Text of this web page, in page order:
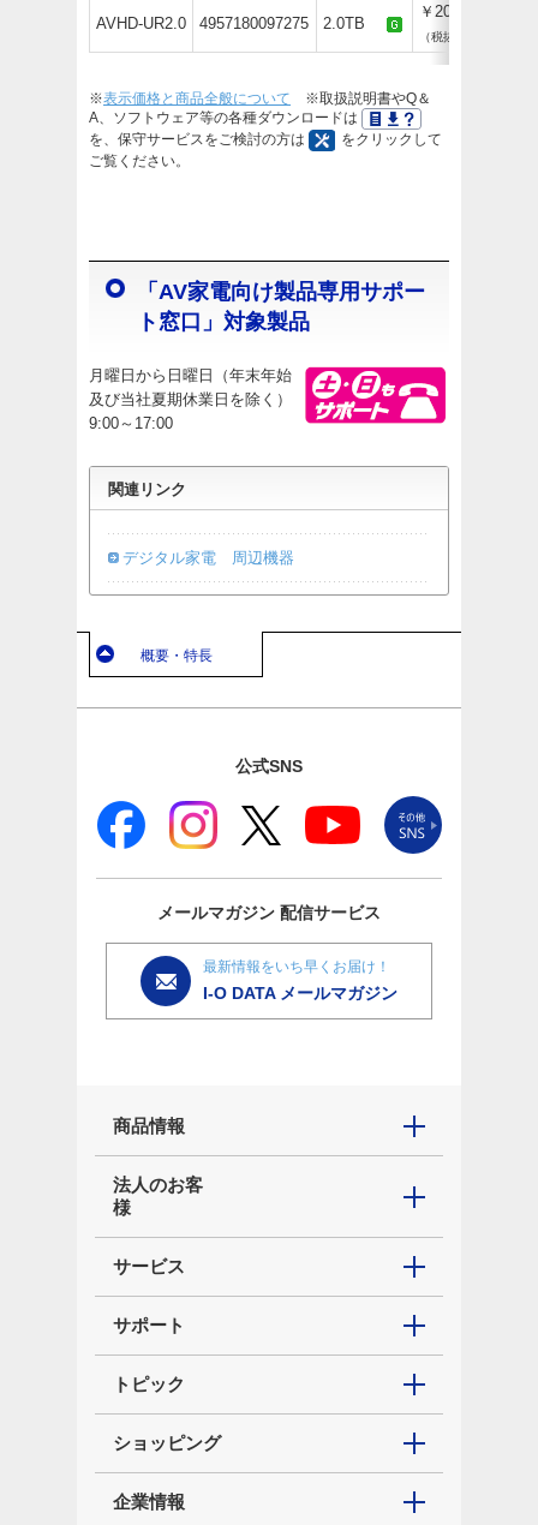
AVHD-UR2.0 4957180097275 2.0TB
￥20,790
（税抜￥18,900）
※表示価格と商品全般について ※取扱説明書やQ＆
A、ソフトウェア等の各種ダウンロードは
を、保守サービスをご検討の方は
をクリックして
ご覧ください。
「AV家電向け製品専用サポー
ト窓口」対象製品
月曜日から日曜日（年末年始
及び当社夏期休業日を除く）
9:00～17:00
関連リンク
デジタル家電 周辺機器
概要・特長
公式SNS
メールマガジン 配信サービス
最新情報をいち早くお届け！
I-O DATA メールマガジン
商品情報
法人のお客
様
サービス
サポート
トピック
ショッピング
企業情報